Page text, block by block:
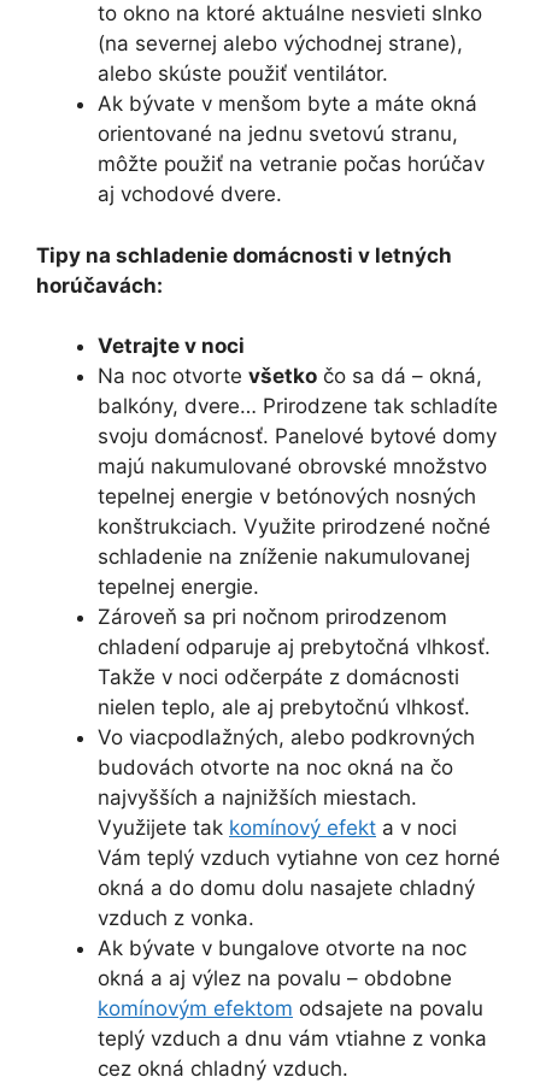
to okno na ktoré aktuálne nesvieti slnko
(na severnej alebo východnej strane),
alebo skúste použiť ventilátor.
Ak bývate v menšom byte a máte okná
orientované na jednu svetovú stranu,
môžte použiť na vetranie počas horúčav
aj vchodové dvere.
Tipy na schladenie domácnosti v letných
horúčavách:
Vetrajte v noci
Na noc otvorte všetko čo sa dá – okná,
balkóny, dvere… Prirodzene tak schladíte
svoju domácnosť. Panelové bytové domy
majú nakumulované obrovské množstvo
tepelnej energie v betónových nosných
konštrukciach. Využite prirodzené nočné
schladenie na zníženie nakumulovanej
tepelnej energie.
Zároveň sa pri nočnom prirodzenom
chladení odparuje aj prebytočná vlhkosť.
Takže v noci odčerpáte z domácnosti
nielen teplo, ale aj prebytočnú vlhkosť.
Vo viacpodlažných, alebo podkrovných
budovách otvorte na noc okná na čo
najvyšších a najnižších miestach.
Využijete tak komínový efekt a v noci
Vám teplý vzduch vytiahne von cez horné
okná a do domu dolu nasajete chladný
vzduch z vonka.
Ak bývate v bungalove otvorte na noc
okná a aj výlez na povalu – obdobne
komínovým efektom odsajete na povalu
teplý vzduch a dnu vám vtiahne z vonka
cez okná chladný vzduch.